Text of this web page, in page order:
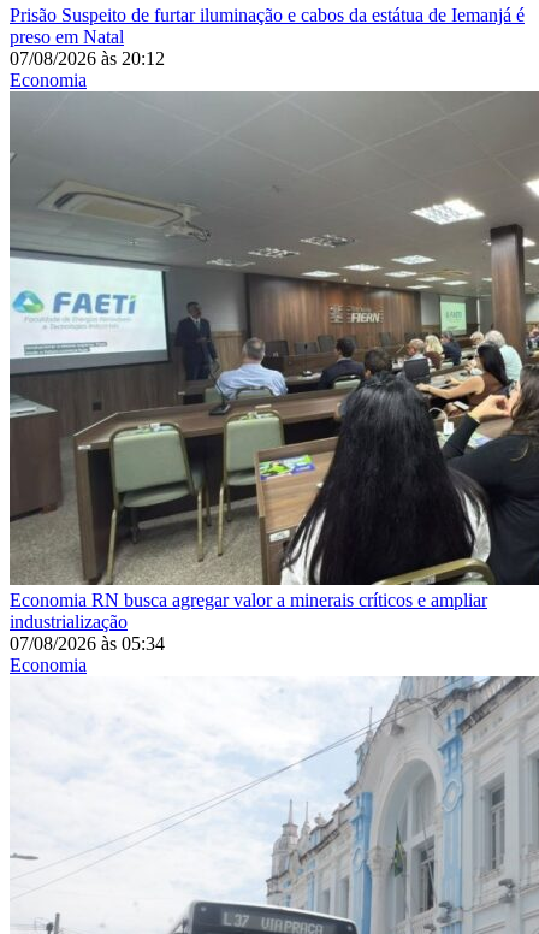
Prisão Suspeito de furtar iluminação e cabos da estátua de Iemanjá é
preso em Natal
07/08/2026 às 20:12
Economia
Economia RN busca agregar valor a minerais críticos e ampliar
industrialização
07/08/2026 às 05:34
Economia